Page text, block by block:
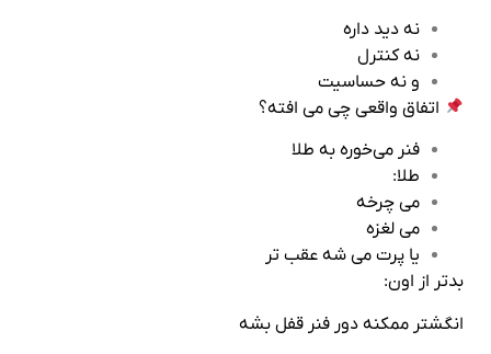
نه دید داره
نه کنترل
و نه حساسیت
اتفاق واقعی چی می‌ افته؟
فنر می‌خوره به طلا
طلا:
می‌ چرخه
می‌ لغزه
یا پرت می‌ شه عقب‌ تر
بدتر از اون:
انگشتر ممکنه دور فنر قفل بشه